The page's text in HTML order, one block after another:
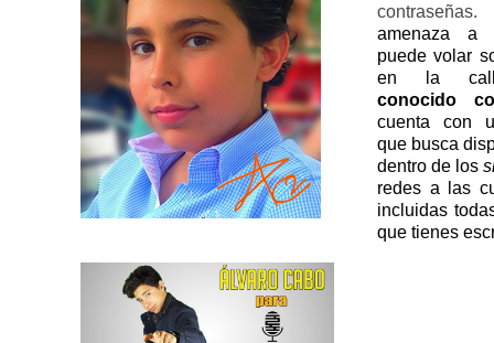
contraseñas.
amenaza a
puede volar
en la
conocido
cuenta con
que busca
dentro de los
redes a las
incluidas
que tienes